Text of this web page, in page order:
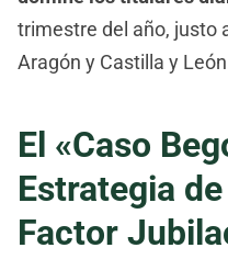
trimestre del año, justo
Aragón y Castilla y
El «Caso
Estrategia
Factor